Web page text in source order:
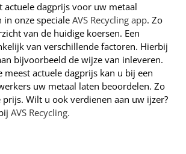
actuele dagprijs voor uw metaal
in onze specialeAVS Recycling app. Zo
van de huidige koersen. Een
van verschillende factoren. Hierbij
bijvoorbeeld de wijze van inleveren.
meest actuele dagprijs kan u bij een
uw metaal laten beoordelen. Zo
Wilt u ook verdienen aan uw ijzer?
AVS Recycling.